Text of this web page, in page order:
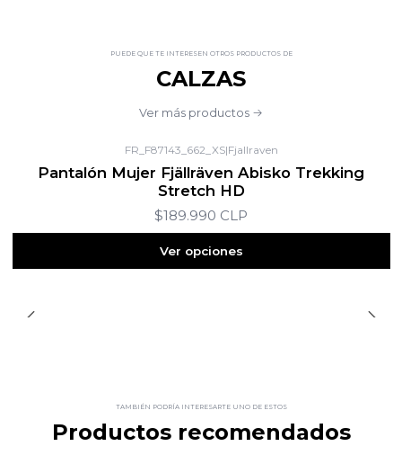
PUEDE QUE TE INTERESEN OTROS PRODUCTOS DE
CALZAS
Ver más productos
FR_F87143_662_XS|Fjallraven
Pantalón Mujer Fjällräven Abisko Trekking
Stretch HD
$189.990 CLP
Ver opciones
TAMBIÉN PODRÍA INTERESARTE UNO DE ESTOS
Productos recomendados